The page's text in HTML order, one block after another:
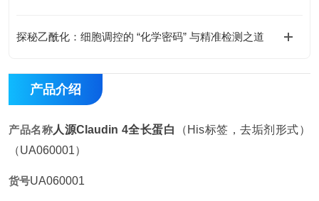
探秘乙酰化：细胞调控的 “化学密码” 与精准检测之道
产品介绍
产品名称人源Claudin 4全长蛋白
（His标签，去垢剂形式）
（UA060001）
货号UA060001